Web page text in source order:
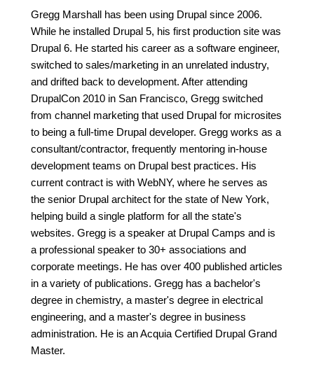
Gregg Marshall has been using Drupal since 2006.
While he installed Drupal 5, his first production site was
Drupal 6. He started his career as a software engineer,
switched to sales/marketing in an unrelated industry,
and drifted back to development. After attending
DrupalCon 2010 in San Francisco, Gregg switched
from channel marketing that used Drupal for microsites
to being a full-time Drupal developer. Gregg works as a
consultant/contractor, frequently mentoring in-house
development teams on Drupal best practices. His
current contract is with WebNY, where he serves as
the senior Drupal architect for the state of New York,
helping build a single platform for all the state's
websites. Gregg is a speaker at Drupal Camps and is
a professional speaker to 30+ associations and
corporate meetings. He has over 400 published articles
in a variety of publications. Gregg has a bachelor's
degree in chemistry, a master's degree in electrical
engineering, and a master's degree in business
administration. He is an Acquia Certified Drupal Grand
Master.